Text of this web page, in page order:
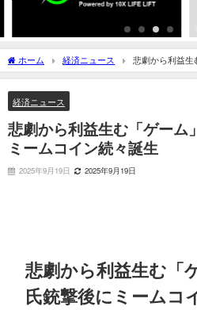
ホーム 経済ニュース
悲劇から利益
ムコイン続々誕生
経済ニュース
悲劇から利益生む「ゲーム
ミームコイン続々誕生
2025年9月19日 2025年9月19日
悲劇から利益生む「
氏銃撃後にミームコ